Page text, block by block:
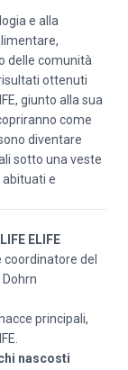
e alla
delle comunità
ottenuti
giunto alla sua
come
diventare
sotto una veste
abituati e
ELIFE
del
principali,
nascosti